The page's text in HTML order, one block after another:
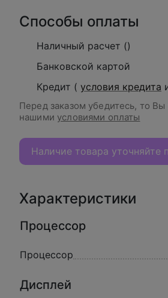
Способы оплаты
Наличный расчет ()
Банковской картой
Кредит ( условия кредита
Перед заказом убедитесь, то
нашими условиями оплаты
Наличие товара уточняйте
Характеристики
Процессор
Процессор
Дисплей